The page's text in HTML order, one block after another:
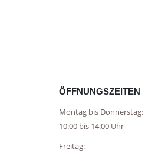
ÖFFNUNGSZEITEN
Montag bis Donnerstag:
10:00 bis 14:00 Uhr
Freitag: